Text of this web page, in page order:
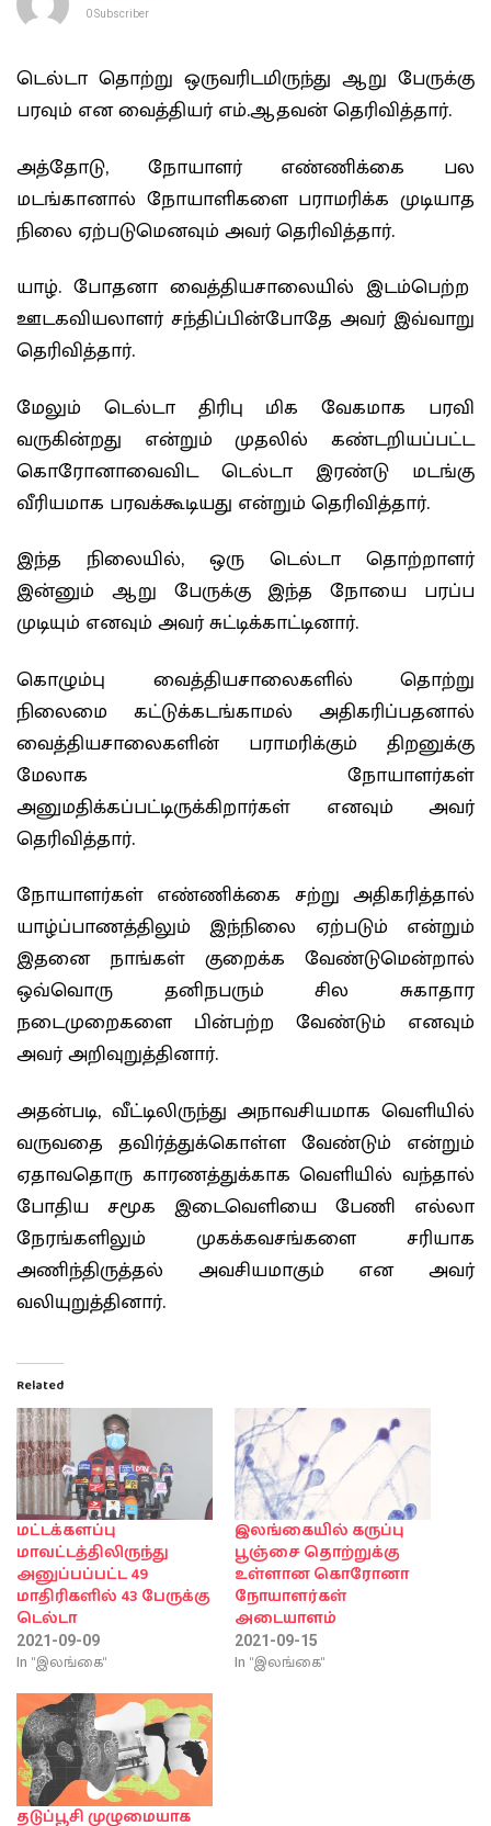
0 Subscriber
டெல்டா தொற்று ஒருவரிடமிருந்து ஆறு பேருக்கு
பரவும் என வைத்தியர் எம்.ஆதவன் தெரிவித்தார்.
அத்தோடு, நோயாளர் எண்ணிக்கை பல
மடங்கானால் நோயாளிகளை பராமரிக்க முடியாத
நிலை ஏற்படுமெனவும் அவர் தெரிவித்தார்.
யாழ். போதனா வைத்தியசாலையில் இடம்பெற்ற
ஊடகவியலாளர் சந்திப்பின்போதே அவர் இவ்வாறு
தெரிவித்தார்.
மேலும் டெல்டா திரிபு மிக வேகமாக பரவி
வருகின்றது என்றும் முதலில் கண்டறியப்பட்ட
கொரோனாவைவிட டெல்டா இரண்டு மடங்கு
வீரியமாக பரவக்கூடியது என்றும் தெரிவித்தார்.
இந்த நிலையில், ஒரு டெல்டா தொற்றாளர்
இன்னும் ஆறு பேருக்கு இந்த நோயை பரப்ப
முடியும் எனவும் அவர் சுட்டிக்காட்டினார்.
கொழும்பு வைத்தியசாலைகளில் தொற்று
நிலைமை கட்டுக்கடங்காமல் அதிகரிப்பதனால்
வைத்தியசாலைகளின் பராமரிக்கும் திறனுக்கு
மேலாக நோயாளர்கள்
அனுமதிக்கப்பட்டிருக்கிறார்கள் எனவும் அவர்
தெரிவித்தார்.
நோயாளர்கள் எண்ணிக்கை சற்று அதிகரித்தால்
யாழ்ப்பாணத்திலும் இந்நிலை ஏற்படும் என்றும்
இதனை நாங்கள் குறைக்க வேண்டுமென்றால்
ஒவ்வொரு தனிநபரும் சில சுகாதார
நடைமுறைகளை பின்பற்ற வேண்டும் எனவும்
அவர் அறிவுறுத்தினார்.
அதன்படி, வீட்டிலிருந்து அநாவசியமாக வெளியில்
வருவதை தவிர்த்துக்கொள்ள வேண்டும் என்றும்
ஏதாவதொரு காரணத்துக்காக வெளியில் வந்தால்
போதிய சமூக இடைவெளியை பேணி எல்லா
நேரங்களிலும் முகக்கவசங்களை சரியாக
அணிந்திருத்தல் அவசியமாகும் என அவர்
வலியுறுத்தினார்.
Related
மட்டக்களப்பு
மாவட்டத்திலிருந்து
அனுப்பப்பட்ட 49
மாதிரிகளில் 43 பேருக்கு
டெல்டா
2021-09-09
In "இலங்கை"
இலங்கையில் கருப்பு
பூஞ்சை தொற்றுக்கு
உள்ளான கொரோனா
நோயாளர்கள்
அடையாளம்
2021-09-15
In "இலங்கை"
தடுப்பூசி முழுமையாக